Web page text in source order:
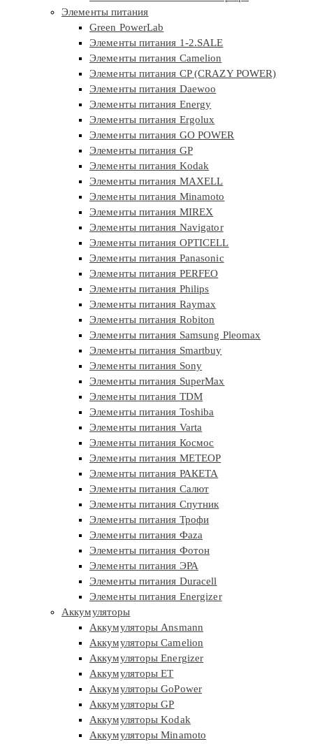
Элементы питания
Green PowerLab
Элементы питания 1-2.SALE
Элементы питания Camelion
Элементы питания CP (CRAZY POWER)
Элементы питания Daewoo
Элементы питания Energy
Элементы питания Ergolux
Элементы питания GO POWER
Элементы питания GP
Элементы питания Kodak
Элементы питания MAXELL
Элементы питания Minamoto
Элементы питания MIREX
Элементы питания Navigator
Элементы питания OPTICELL
Элементы питания Panasonic
Элементы питания PERFEO
Элементы питания Philips
Элементы питания Raymax
Элементы питания Robiton
Элементы питания Samsung Pleomax
Элементы питания Smartbuy
Элементы питания Sony
Элементы питания SuperMax
Элементы питания TDM
Элементы питания Toshiba
Элементы питания Varta
Элементы питания Космос
Элементы питания МЕТЕОР
Элементы питания РАКЕТА
Элементы питания Салют
Элементы питания Спутник
Элементы питания Трофи
Элементы питания Фaza
Элементы питания Фотон
Элементы питания ЭРА
Элементы питания Duracell
Элементы питания Energizer
Аккумуляторы
Аккумуляторы Ansmann
Аккумуляторы Camelion
Аккумуляторы Energizer
Аккумуляторы ET
Аккумуляторы GoPower
Аккумуляторы GP
Аккумуляторы Kodak
Аккумуляторы Minamoto